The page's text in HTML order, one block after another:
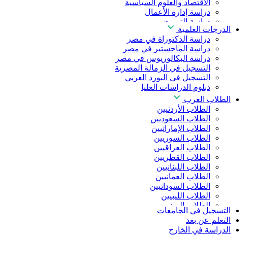
الاقتصاد والعلوم السياسية
دراسة إدارة الأعمال
دراسة التمريض
دراسة طب الأسنان
دراسة الصيدلة
دراسة العلوم الصحية
دراسة العلاج الطبيعي
دراسة الذكاء الاصطناعي
دراسة الأمن السيبراني
الدرجات العلمية
دراسة الدكتوراة في مصر
دراسة الماجستير في مصر
دراسة البكالوريوس في مصر
التسجيل في الزمالة المصرية
التسجيل في البورد العربي
دبلوم الدراسات العليا
الطلاب العرب
الطلاب الأردنيين
الطلاب السعوديين
الطلاب الإماراتيين
الطلاب السوريين
الطلاب العراقيين
الطلاب القطريين
الطلاب اللبنانيين
الطلاب العمانيين
الطلاب السودانيين
الطلاب الليبيين
الطلاب اليمنيين
التسجيل في الجامعات
التعلم عن بعد
الدراسة في الخارج